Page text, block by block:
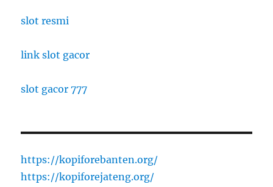
slot resmi
link slot gacor
slot gacor 777
https://kopiforebanten.org/
https://kopiforejateng.org/